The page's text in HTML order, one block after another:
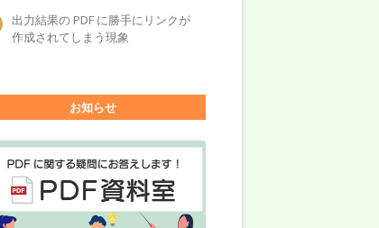
出力結果の PDF に勝手にリンクが
作成されてしまう現象
お知らせ